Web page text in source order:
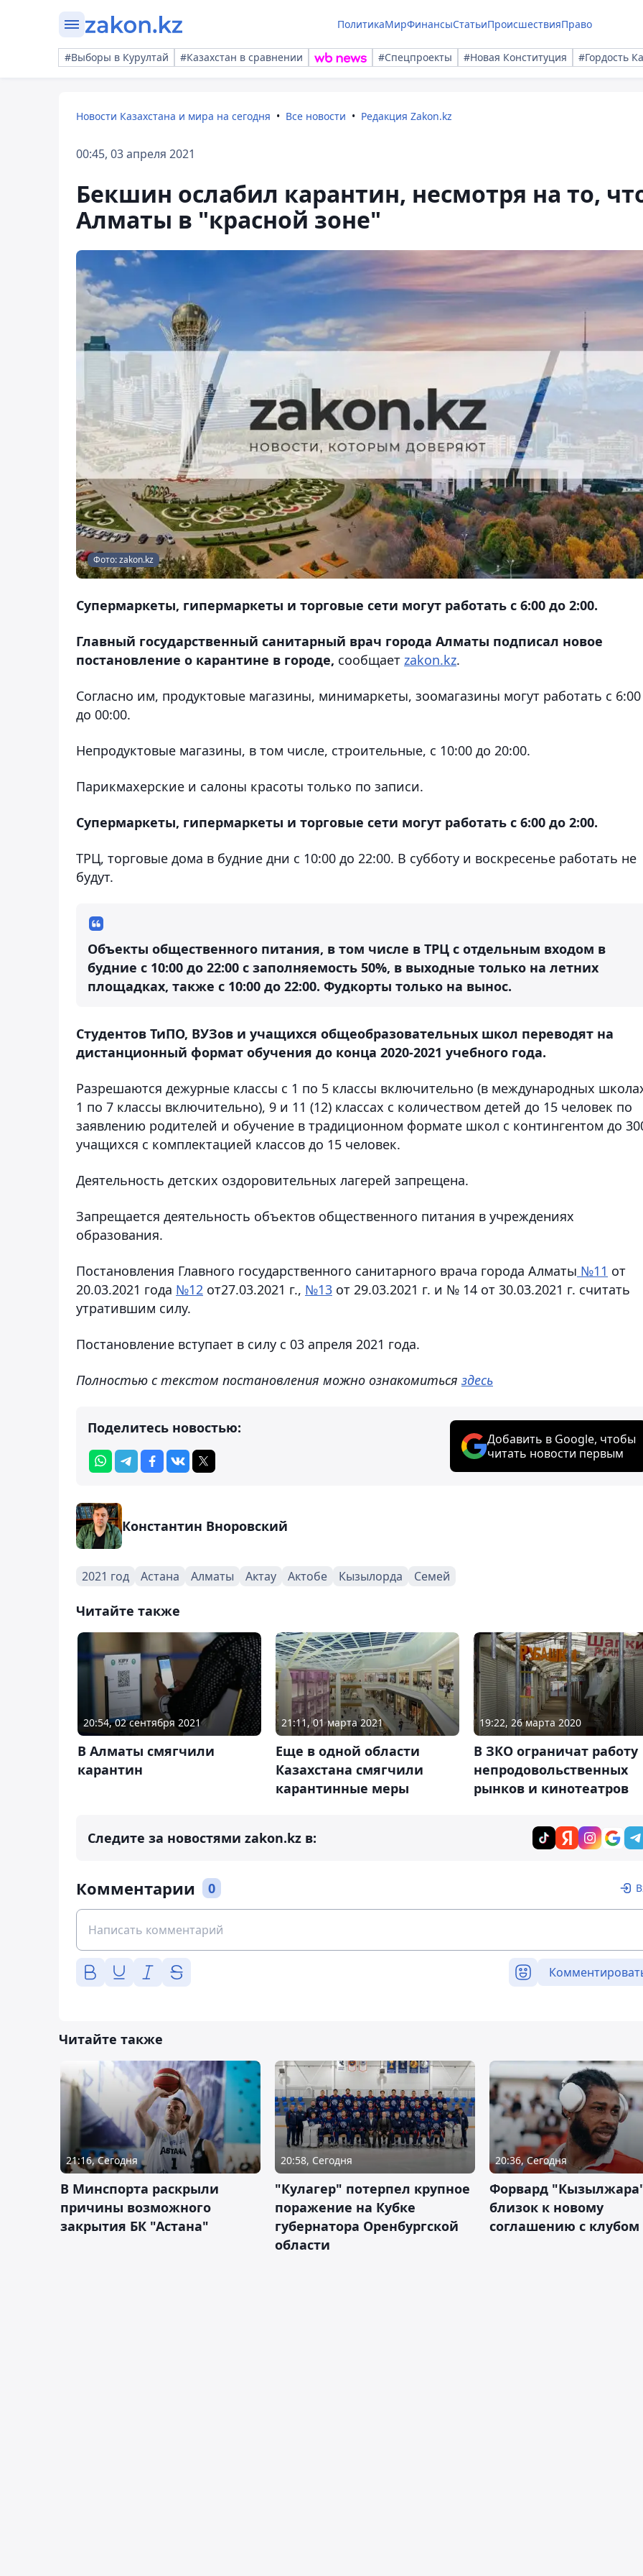
ПолитикаМирФинансыСтатьиПроисшествияПраво
#Выборы в Курултай #Казахстан в сравнении #Спецпроекты #Новая Конституция #Гордость
Новости Казахстана и мира на сегодня Все новости Редакция Zakon.kz
00:45, 03 апреля 2021
Бекшин ослабил карантин, несмотря на то,
Алматы в "красной зоне"
Фото: zakon.kz
Супермаркеты, гипермаркеты и торговые сети могут работать с 6:00 до 2:00.
Главный государственный санитарный врач города Алматы подписал новое
постановление о карантине в городе, сообщает zakon.kz.
Согласно им, продуктовые магазины, минимаркеты, зоомагазины могут работать с 6:00
до 00:00.
Непродуктовые магазины, в том числе, строительные, с 10:00 до 20:00.
Парикмахерские и салоны красоты только по записи.
Супермаркеты, гипермаркеты и торговые сети могут работать с 6:00 до 2:00.
ТРЦ, торговые дома в будние дни с 10:00 до 22:00. В субботу и воскресенье работать не
будут.
Объекты общественного питания, в том числе в ТРЦ с отдельным входом в
будние с 10:00 до 22:00 с заполняемость 50%, в выходные только на летних
площадках, также с 10:00 до 22:00. Фудкорты только на вынос.
Студентов ТиПО, ВУЗов и учащихся общеобразовательных школ переводят на
дистанционный формат обучения до конца 2020-2021 учебного года.
Разрешаются дежурные классы с 1 по 5 классы включительно (в международных
1 по 7 классы включительно), 9 и 11 (12) классах с количеством детей до 15 человек по
заявлению родителей и обучение в традиционном формате школ с контингентом до
учащихся с комплектацией классов до 15 человек.
Деятельность детских оздоровительных лагерей запрещена.
Запрещается деятельность объектов общественного питания в учреждениях
образования.
Постановления Главного государственного санитарного врача города Алматы №11 от
20.03.2021 года №12 от27.03.2021 г., №13 от 29.03.2021 г. и № 14 от 30.03.2021 г. считать
утратившим силу.
Постановление вступает в силу с 03 апреля 2021 года.
Полностью с текстом постановления можно ознакомиться здесь
Поделитесь новостью:
Добавить в Google, чтобы
читать новости первым
Константин Вноровский
2021 год Астана Алматы Актау Актобе Кызылорда Семей
Читайте также
20:54, 02 сентября 2021
В Алматы смягчили
карантин
21:11, 01 марта 2021
Еще в одной области
Казахстана смягчили
карантинные меры
19:22, 26 марта 2020
В ЗКО ограничат работу
непродовольственных
рынков и кинотеатров
Следите за новостями zakon.kz в:
Комментарии 0
Читайте также
21:16, Сегодня
В Минспорта раскрыли
причины возможного
закрытия БК "Астана"
20:58, Сегодня
"Кулагер" потерпел крупное
поражение на Кубке
губернатора Оренбургской
области
20:36, Сегодня
Форвард
близок к новому
соглашению с клубом